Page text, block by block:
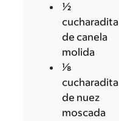
½
cucharadita
de canela
molida
⅛
cucharadita
de nuez
moscada